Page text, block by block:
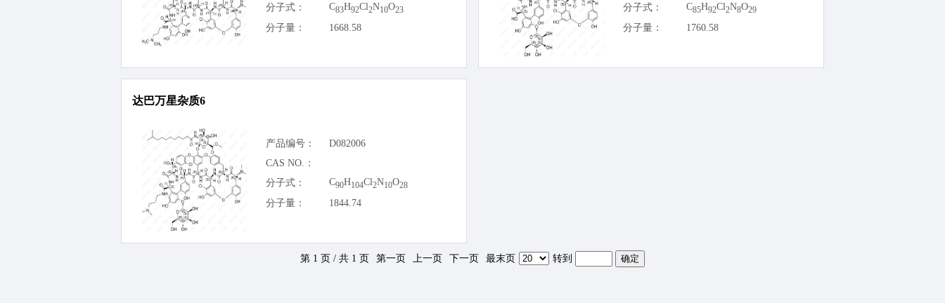
分子式：
C83H92Cl2N10O23
分子量： 1668.58
分子式：
C85H92Cl2N8O29
分子量： 1760.58
达巴万星杂质6
产品编号：
D082006
CAS NO.：
分子式：
C90H104Cl2N10O28
分子量： 1844.74
第 1 页 / 共 1 页 第一页 上一页 下一页 最末页 转到